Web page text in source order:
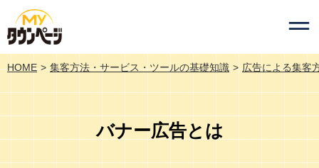
HOME 集客方法・サービス・ツールの基礎知識 広告による集客
バナー広告とは